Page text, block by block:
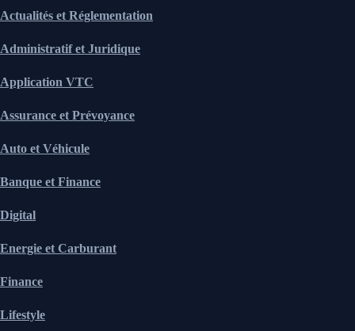
Actualités et Réglementation
Administratif et Juridique
Application VTC
Assurance et Prévoyance
Auto et Véhicule
Banque et Finance
Digital
Energie et Carburant
Finance
Lifestyle